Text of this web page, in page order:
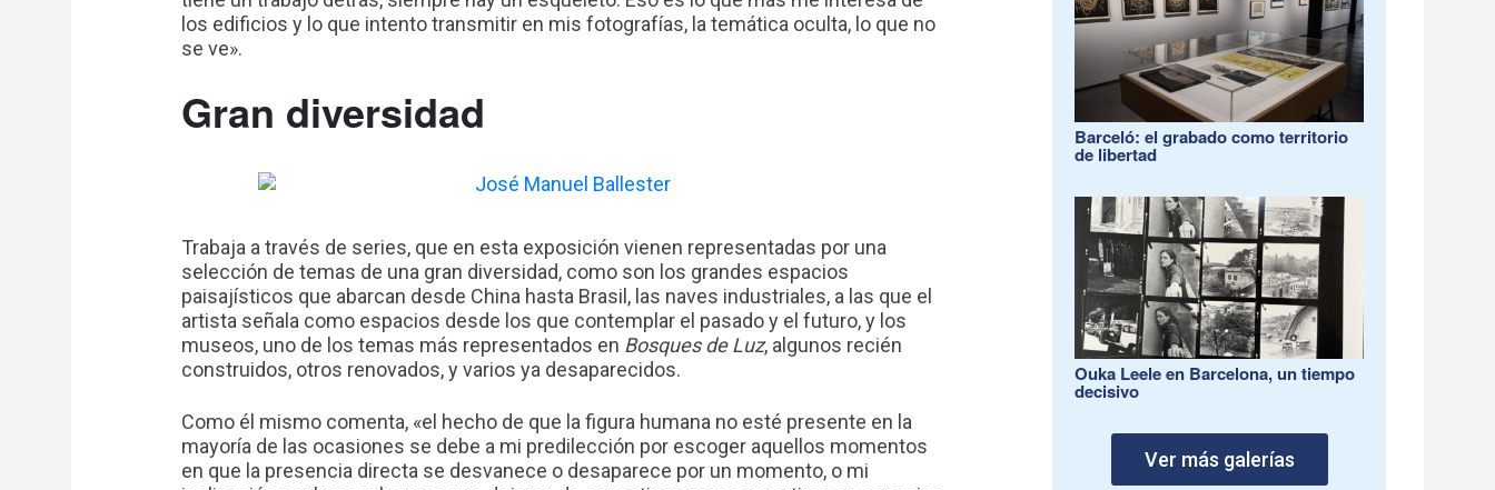
los edificios y lo que intento transmitir en mis fotografías, la temática oculta, lo que no
se ve».
Gran diversidad
Trabaja a través de series, que en esta exposición vienen representadas por una
selección de temas de una gran diversidad, como son los grandes espacios
paisajísticos que abarcan desde China hasta Brasil, las naves industriales, a las que el
artista señala como espacios desde los que contemplar el pasado y el futuro, y los
museos, uno de los temas más representados en Bosques de Luz, algunos recién
construidos, otros renovados, y varios ya desaparecidos.
Como él mismo comenta, «el hecho de que la figura humana no esté presente en la
mayoría de las ocasiones se debe a mi predilección por escoger aquellos momentos
en que la presencia directa se desvanece o desaparece por un momento, o mi
Barceló: el grabado como territorio
de libertad
Ouka Leele en Barcelona, un tiempo
decisivo
Ver más galerías